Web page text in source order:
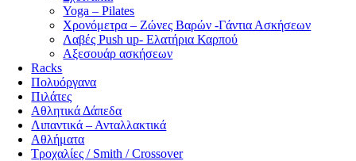
Yoga – Pilates
Χρονόμετρα – Ζώνες Βαρών -Γάντια Ασκήσεων
Λαβές Push up- Ελατήρια Καρπού
Αξεσουάρ ασκήσεων
Racks
Πολυόργανα
Πιλάτες
Αθλητικά Δάπεδα
Λιπαντικά – Ανταλλακτικά
Αθλήματα
Τροχαλίες / Smith / Crossover